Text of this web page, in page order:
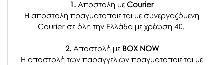
1. Αποστολή με Courier
Η αποστολή πραγματοποιείται με συνεργαζόμενη
Courier σε όλη την Ελλάδα με χρέωση 4€.
2. Αποστολή μεBOX NOW
Η αποστολή των παραγγελιών πραγματοποιείται με